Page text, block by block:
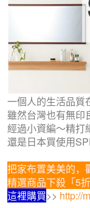
一個人的生活品質
雖然台灣也有無印
經過小資編～精打
還是日本買使用
把家布置美美的，
精選商品下殺「5折
這裡購買>> http://